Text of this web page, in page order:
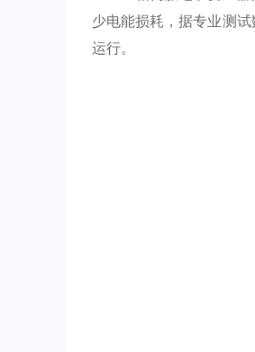
少电能损耗，据专业测
运行。